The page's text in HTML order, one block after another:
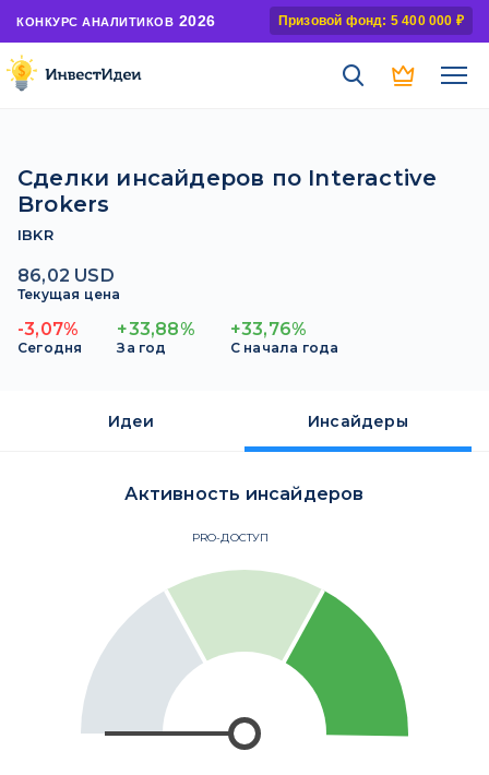
КОНКУРС АНАЛИТИКОВ 2026 Призовой фонд: 5 400 000 ₽
Сделки инсайдеров по Interactive
Brokers
IBKR
86,02 USD
Текущая цена
-3,07%
Сегодня
+33,88%
За год
+33,76%
С начала года
Идеи Инсайдеры
Активность инсайдеров
PRO-ДОСТУП